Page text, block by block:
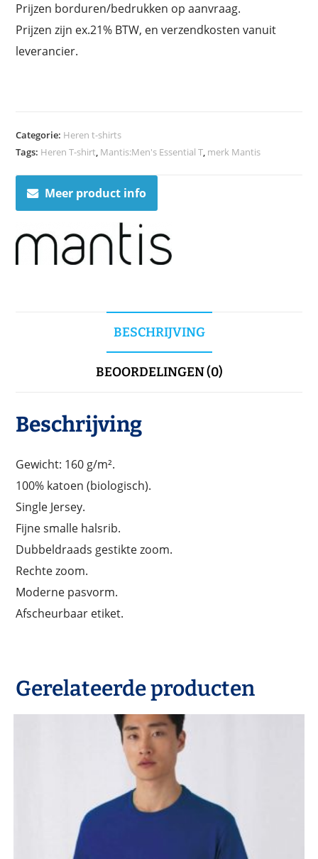
Prijzen borduren/bedrukken op aanvraag.
Prijzen zijn ex.21% BTW, en verzendkosten vanuit
leverancier.
Categorie: Heren t-shirts
Tags: Heren T-shirt, Mantis:Men's Essential T, merk Mantis
Meer product info
BESCHRIJVING
BEOORDELINGEN (0)
Beschrijving
Gewicht: 160 g/m².
100% katoen (biologisch).
Single Jersey.
Fijne smalle halsrib.
Dubbeldraads gestikte zoom.
Rechte zoom.
Moderne pasvorm.
Afscheurbaar etiket.
Gerelateerde producten